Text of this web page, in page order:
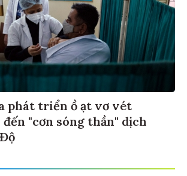
phát triển ồ ạt vơ vét
"cơn sóng thần" dịch